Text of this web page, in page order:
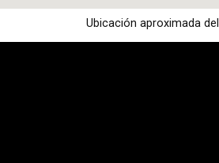
Ubicación aproximada